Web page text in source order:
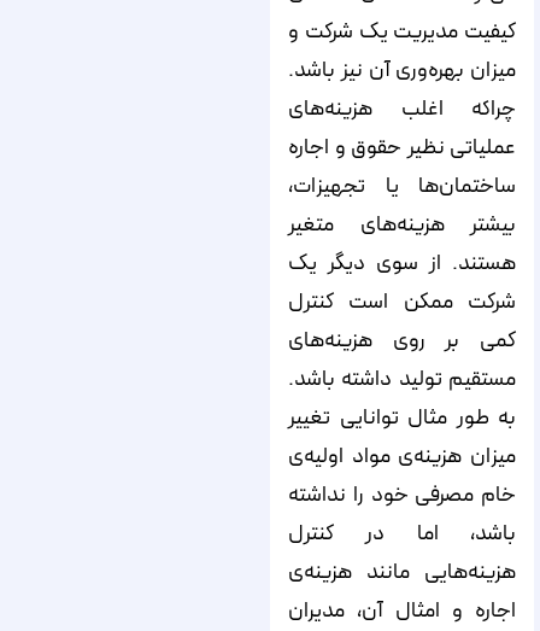
کیفیت مدیریت یک شرکت و
میزان بهره‌وری آن نیز باشد.
چراکه اغلب هزینه‌های
عملیاتی نظیر حقوق و اجاره
ساختمان‌ها یا تجهیزات،
بیشتر هزینه‌های متغیر
هستند. از سوی دیگر یک
شرکت ممکن است کنترل
کمی بر روی هزینه‌های
مستقیم تولید داشته باشد.
به طور مثال توانایی تغییر
میزان هزینه‌ی مواد اولیه‌ی
خام مصرفی خود را نداشته
باشد، اما در کنترل
هزینه‌هایی مانند هزینه‌ی
اجاره و امثال آن، مدیران